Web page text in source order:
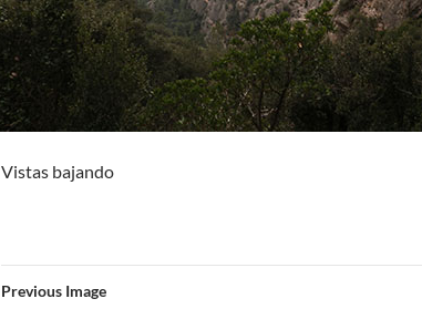
Vistas bajando
Previous Image